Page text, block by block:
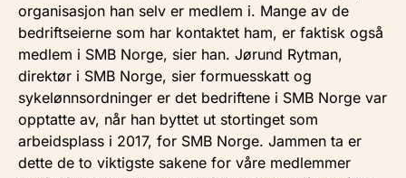
organisasjon han selv er medlem i. Mange av de
bedriftseierne som har kontaktet ham, er faktisk også
medlem i SMB Norge, sier han. Jørund Rytman,
direktør i SMB Norge, sier formuesskatt og
sykelønnsordninger er det bedriftene i SMB Norge var
opptatte av, når han byttet ut stortinget som
arbeidsplass i 2017, for SMB Norge. Jammen ta er
dette de to viktigste sakene for våre medlemmer